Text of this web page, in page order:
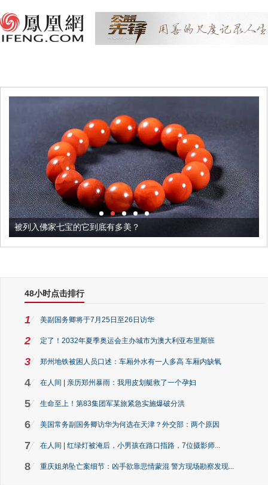
被列入佛家七宝的它到底有多美？
48小时点击排行
1 美副国务卿将于7月25日至26日访华
2 定了！2032年夏季奥运会主办城市为澳大利亚布里斯班
3 郑州地铁被困人员口述：车厢外水有一人多高 车厢内缺氧
4 在人间 | 亲历郑州暴雨：我用皮划艇救了一个孕妇
5 生命至上！第83集团军某旅紧急实施爆破分洪
6 美国常务副国务卿访华为何选在天津？外交部：两个原因
7 在人间 | 红绿灯被淹后，小男孩在路口指路，7位摄影师...
8 重庆姐弟坠亡案细节：凶手欲靠悲情蒙混 警方现场勘察发现...